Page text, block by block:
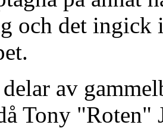
och det
av
Tony "Roten"